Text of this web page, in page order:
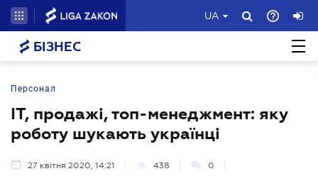
UA
БІЗНЕС
Персонал
ІТ, продажі, топ-менеджмент: яку
роботу шукають українці
27 квітня 2020, 14:21 438 0